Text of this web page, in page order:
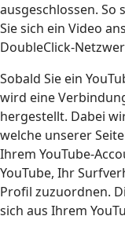
ausgeschlossen. So
Sie sich ein Video
DoubleClick-
Sobald Sie ein
wird eine
hergestellt. Dabei
welche unserer
Ihrem YouTube-
YouTube, Ihr
Profil zuzuordnen.
sich aus Ihrem